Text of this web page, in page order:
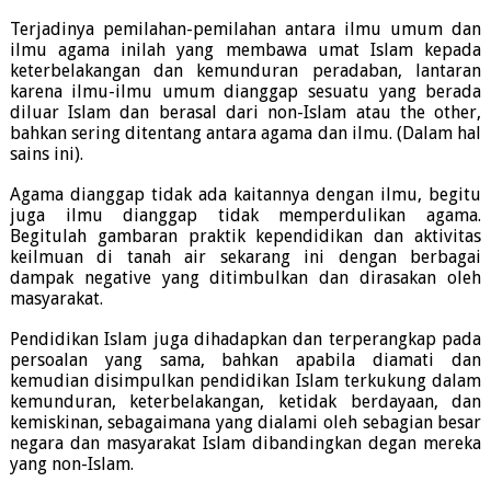
Terjadinya pemilahan-pemilahan antara ilmu umum dan
ilmu agama inilah yang membawa umat Islam kepada
keterbelakangan dan kemunduran peradaban, lantaran
karena ilmu-ilmu umum dianggap sesuatu yang berada
diluar Islam dan berasal dari non-Islam atau the other,
bahkan sering ditentang antara agama dan ilmu. (Dalam hal
sains ini).
Agama dianggap tidak ada kaitannya dengan ilmu, begitu
juga ilmu dianggap tidak memperdulikan agama.
Begitulah gambaran praktik kependidikan dan aktivitas
keilmuan di tanah air sekarang ini dengan berbagai
dampak negative yang ditimbulkan dan dirasakan oleh
masyarakat.
Pendidikan Islam juga dihadapkan dan terperangkap pada
persoalan yang sama, bahkan apabila diamati dan
kemudian disimpulkan pendidikan Islam terkukung dalam
kemunduran, keterbelakangan, ketidak berdayaan, dan
kemiskinan, sebagaimana yang dialami oleh sebagian besar
negara dan masyarakat Islam dibandingkan degan mereka
yang non-Islam.